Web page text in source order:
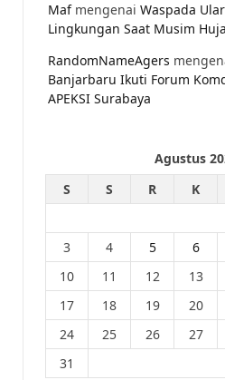
Mafmengenai Waspada
Lingkungan Saat Musim
RandomNameAgers
Banjarbaru Ikuti Forum
APEKSI Surabaya
Agustus
S
S R K
3
4 5 6
10
11 12 13
17
18 19 20
24
25 26 27
31